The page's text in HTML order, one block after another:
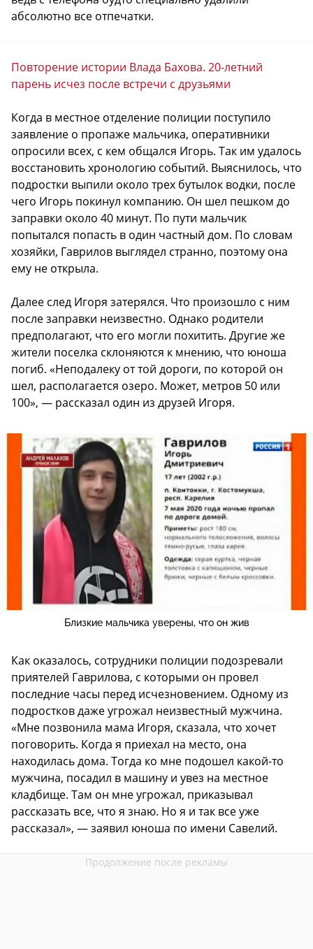
абсолютно все отпечатки.
Повторение истории Влада Бахова. 20-летний
парень исчез после встречи с друзьями
Когда в местное отделение полиции поступило
заявление о пропаже мальчика, оперативники
опросили всех, с кем общался Игорь. Так им удалось
восстановить хронологию событий. Выяснилось, что
подростки выпили около трех бутылок водки, после
чего Игорь покинул компанию. Он шел пешком до
заправки около 40 минут. По пути мальчик
попытался попасть в один частный дом. По словам
хозяйки, Гаврилов выглядел странно, поэтому она
ему не открыла.
Далее след Игоря затерялся. Что произошло с ним
после заправки неизвестно. Однако родители
предполагают, что его могли похитить. Другие же
жители поселка склоняются к мнению, что юноша
погиб. «Неподалеку от той дороги, по которой он
шел, располагается озеро. Может, метров 50 или
100», — рассказал один из друзей Игоря.
Близкие мальчика уверены, что он жив
Как оказалось, сотрудники полиции подозревали
приятелей Гаврилова, с которыми он провел
последние часы перед исчезновением. Одному из
подростков даже угрожал неизвестный мужчина.
«Мне позвонила мама Игоря, сказала, что хочет
поговорить. Когда я приехал на место, она
находилась дома. Тогда ко мне подошел какой-то
мужчина, посадил в машину и увез на местное
кладбище. Там он мне угрожал, приказывал
рассказать все, что я знаю. Но я и так все уже
рассказал», — заявил юноша по имени Савелий.